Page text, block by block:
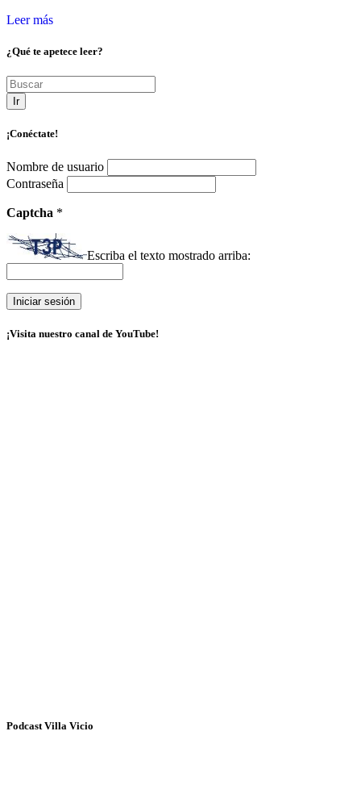
Leer más
¿Qué te apetece leer?
Ir
¡Conéctate!
Nombre de usuario
Contraseña
Captcha *
Escriba el texto mostrado arriba:
¡Visita nuestro canal de YouTube!
Podcast Villa Vicio